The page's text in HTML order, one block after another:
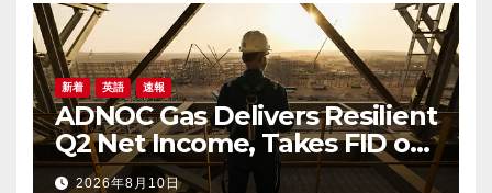
新着 英語 速報
ADNOC Gas Delivers Resilient
Q2 Net Income, Takes FID on
Major Growth Projects
2026年8月10日